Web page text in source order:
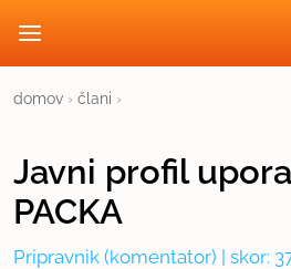
domov › člani ›
Javni profil
PACKA
Pripravnik (komentator) | skor: